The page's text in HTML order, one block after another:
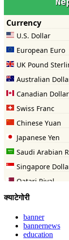
क्याटेगोरी
banner
bannernews
education